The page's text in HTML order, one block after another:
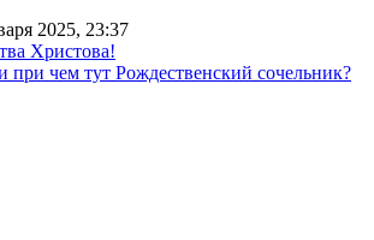
2025, 23:37
Христова!
чем тут Рождественский сочельник?